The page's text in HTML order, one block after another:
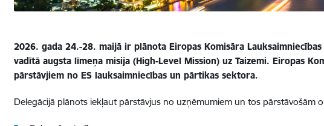
2026. gada 24.-28. maijā ir plānota Eiropas Komisāra
vadītā augsta līmeņa misija (High-Level Mission) uz Taizemi. Eiropas
pārstāvjiem no ES lauksaimniecības un pārtikas sektora.
Delegācijā plānots iekļaut pārstāvjus no uzņēmumiem un tos pārstāvošām